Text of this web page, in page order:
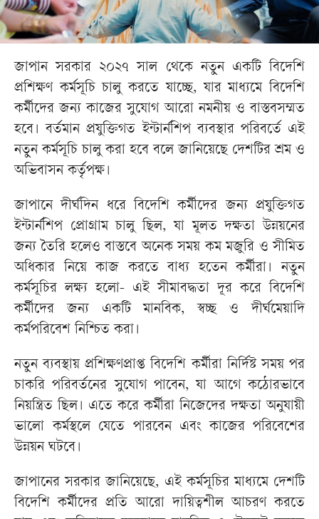
জাপান সরকার ২০২৭ সাল থেকে নতুন একটি বিদেশি
প্রশিক্ষণ কর্মসূচি চালু করতে যাচ্ছে, যার মাধ্যমে বিদেশি
কর্মীদের জন্য কাজের সুযোগ আরো নমনীয় ও বাস্তবসম্মত
হবে। বর্তমান প্রযুক্তিগত ইন্টার্নশিপ ব্যবস্থার পরিবর্তে এই
নতুন কর্মসূচি চালু করা হবে বলে জানিয়েছে দেশটির শ্রম ও
অভিবাসন কর্তৃপক্ষ।
জাপানে দীর্ঘদিন ধরে বিদেশি কর্মীদের জন্য প্রযুক্তিগত
ইন্টার্নশিপ প্রোগ্রাম চালু ছিল, যা মূলত দক্ষতা উন্নয়নের
জন্য তৈরি হলেও বাস্তবে অনেক সময় কম মজুরি ও সীমিত
অধিকার নিয়ে কাজ করতে বাধ্য হতেন কর্মীরা। নতুন
কর্মসূচির লক্ষ্য হলো- এই সীমাবদ্ধতা দূর করে বিদেশি
কর্মীদের জন্য একটি মানবিক, স্বচ্ছ ও দীর্ঘমেয়াদি
কর্মপরিবেশ নিশ্চিত করা।
নতুন ব্যবস্থায় প্রশিক্ষণপ্রাপ্ত বিদেশি কর্মীরা নির্দিষ্ট সময় পর
চাকরি পরিবর্তনের সুযোগ পাবেন, যা আগে কঠোরভাবে
নিয়ন্ত্রিত ছিল। এতে করে কর্মীরা নিজেদের দক্ষতা অনুযায়ী
ভালো কর্মস্থলে যেতে পারবেন এবং কাজের পরিবেশের
উন্নয়ন ঘটবে।
জাপানের সরকার জানিয়েছে, এই কর্মসূচির মাধ্যমে দেশটি
বিদেশি কর্মীদের প্রতি আরো দায়িত্বশীল আচরণ করতে